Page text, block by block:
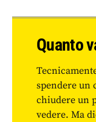
Quanto
spendere un
chiudere un
vedere. Ma